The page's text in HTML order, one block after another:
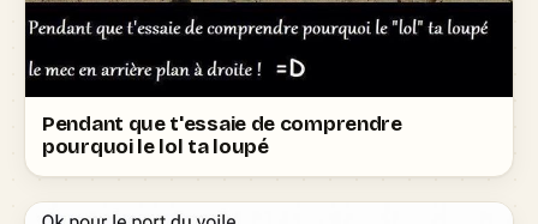
Pendant que t'essaie de comprendre
pourquoi le lol ta loupé